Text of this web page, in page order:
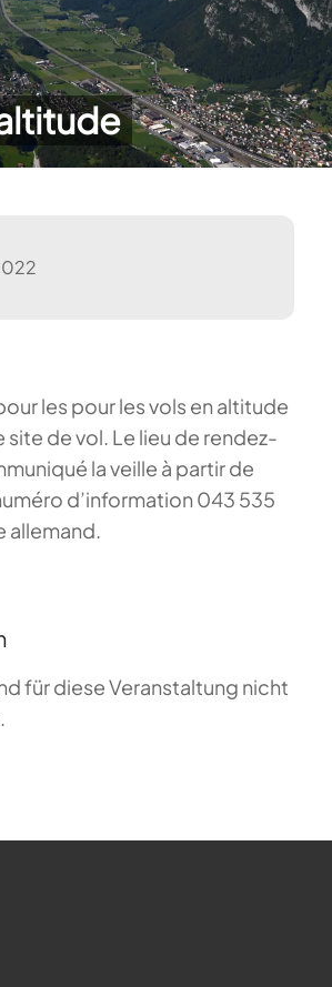
les pour les vols en altitude
site de vol. Le lieu de rendez-
la veille à partir de
d’information 043 535
allemand.
für diese Veranstaltung nicht